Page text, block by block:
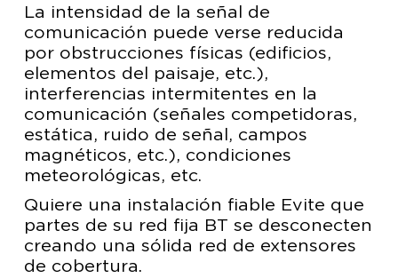
La intensidad de la señal de
comunicación puede verse reducida
por obstrucciones físicas (edificios,
elementos del paisaje, etc.),
interferencias intermitentes en la
comunicación (señales competidoras,
estática, ruido de señal, campos
magnéticos, etc.), condiciones
meteorológicas, etc.
Quiere una instalación fiable Evite que
partes de su red fija BT se desconecten
creando una sólida red de extensores
de cobertura.